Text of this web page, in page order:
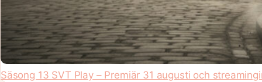
Säsong 13 SVT Play – Premiär 31 augusti och